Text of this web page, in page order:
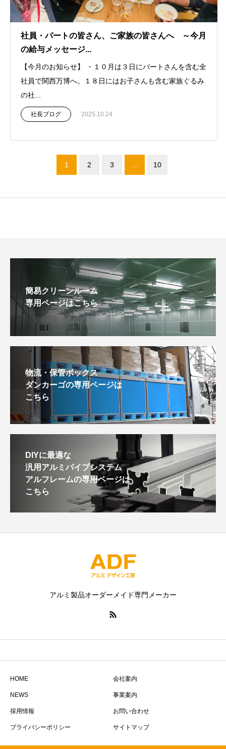
社員・パートの皆さん、ご家族の皆さんへ ～今月
の給与メッセージ...
【今月のお知らせ】 ・１０月は３日にパートさんを含む全
社員で関西万博へ。１８日にはお子さんも含む家族ぐるみ
の社...
社長ブログ 2025.10.24
1 2 3 10
簡易クリーンルーム
専用ページはこちら
物流・保管ボックス
ダンカーゴの専用ページは
こちら
DIYに最適な
汎用アルミパイプシステム
アルフレームの専用ページは
こちら
アルミ製品オーダーメイド専門メーカー
HOME 会社案内
NEWS 事業案内
採用情報 お問い合わせ
プライバシーポリシー サイトマップ